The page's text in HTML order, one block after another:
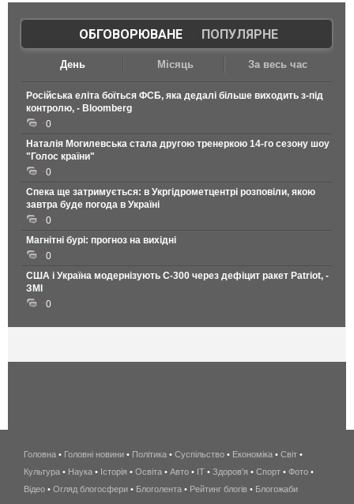
ОБГОВОРЮВАНЕ| ПОПУЛЯРНЕ
День Місяць За весь час
Російська еліта боїться ФСБ, яка дедалі більше виходить з-під
контролю, - Bloomberg
0
Наталія Могилевська стала другою тренеркою 14-го сезону шоу
"Голос країни"
0
Спека ще затримується: в Укргідрометцентрі розповіли, якою
завтра буде погода в Україні
0
Магнітні бурі: прогноз на вихідні
0
США і Україна модернізують С-300 через дефіцит ракет Patriot, -
ЗМІ
0
беспроводной
интернет
киев
Головна • Головні новини • Політика • Суспільство • Економіка • Світ •
Культура • Наука • Історія • Освіта • Авто • IT • Здоров'я • Спорт • Фото •
Відео • Огляд блогосфери • Блоголента • Рейтинг блогів • Блогожаби